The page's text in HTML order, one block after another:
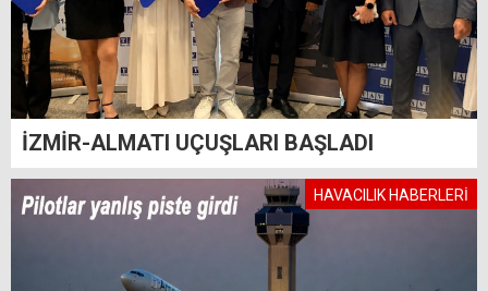
İZMİR-ALMATI UÇUŞLARI BAŞLADI
HAVACILIK HABERLERİ